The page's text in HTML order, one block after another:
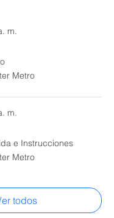
m.
Metro
m.
e Instrucciones
Metro
todos